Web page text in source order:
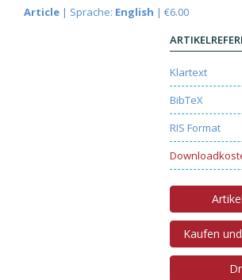
Article | Sprache: English | €6.00
Klartext
BibTeX
RIS Format
Kaufen